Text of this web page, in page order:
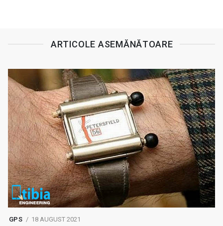
ARTICOLE ASEMĂNĂTOARE
GPS 18 AUGUST 2021